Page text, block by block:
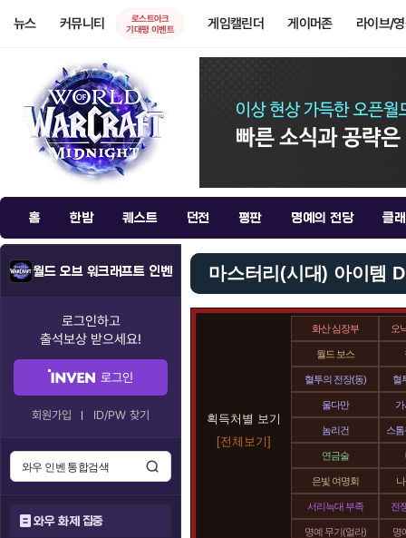
뉴스 커뮤니티
로스트아크
기대평 이벤트
게임캘린더 게이머존 라이브/
홈 한밤 퀘스트 던전 평판 명예의 전당 클
월드 오브 워크래프트 인벤
로그인하고
출석보상 받으세요!
로그인
회원가입 ID/PW 찾기
와우 화제 집중
마스터리(시대) 아이템
획득처별 보기
[전체보기]
화산 심장부 오
월드 보스
혈투의 전장(동) 혈
울다만
놈리건 스
연금술
은빛 여명회
서리늑대 부족 전
명예 무기(얼라) 명